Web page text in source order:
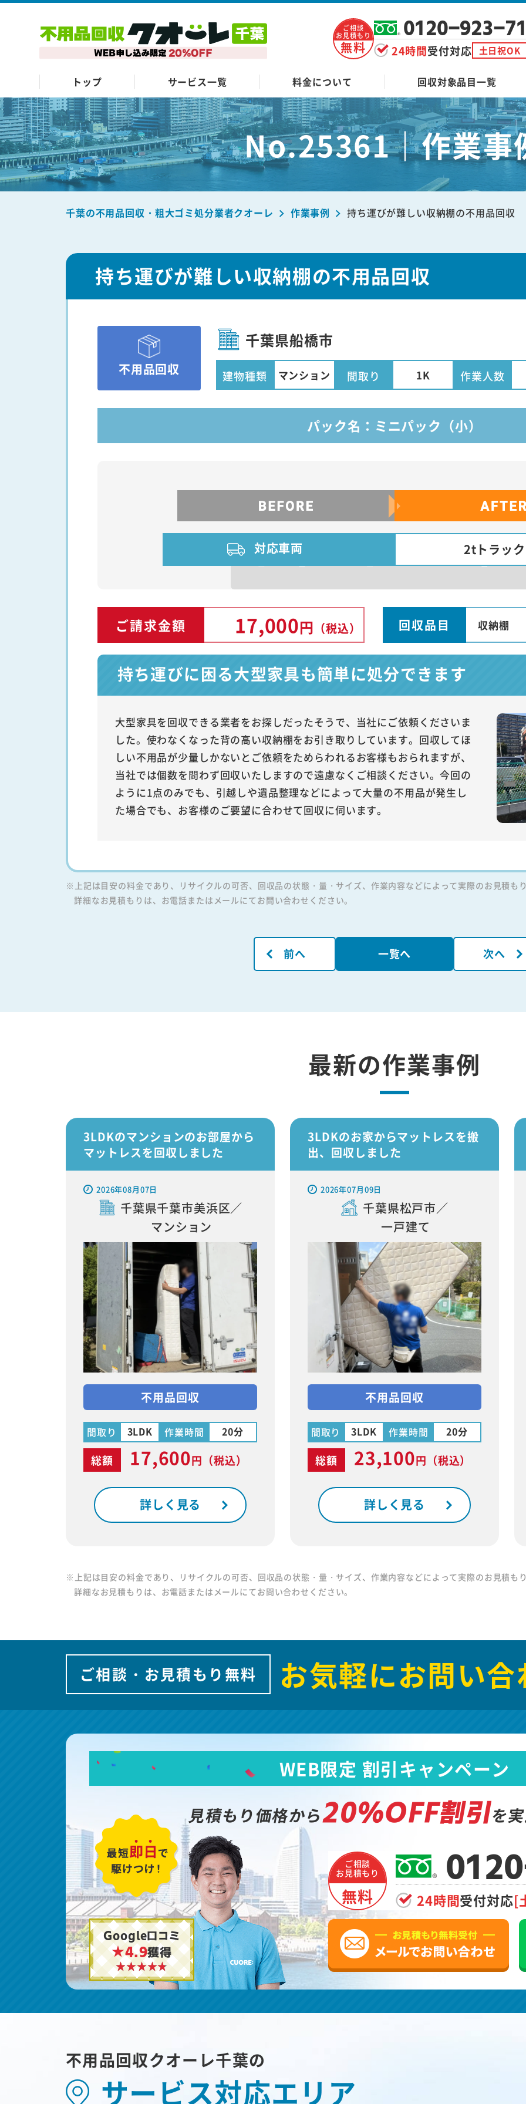
ご相談
お見積もり
無料
0120-923-
24時間受付対応 土日祝OK
トップ サービス一覧 料金について 回収対象品目一覧
No.25361｜作業事
千葉の不用品回収・粗大ゴミ処分業者クオーレ 作業事例 持ち運びが難しい収納棚の不用品回収
持ち運びが難しい収納棚の不用品回収
不用品回収
千葉県船橋市
建物種類 マンション 間取り 1K 作業人数
パック名：ミニパック（小）
対応車両 2tトラッ
ご請求金額 17,000円 （税込） 回収品目 収納棚
持ち運びに困る大型家具も簡単に処分できます
大型家具を回収できる業者をお探しだったそうで、当社にご依頼くださいま
した。使わなくなった背の高い収納棚をお引き取りしています。回収してほ
しい不用品が少量しかないとご依頼をためらわれるお客様もおられますが、
当社では個数を問わず回収いたしますので遠慮なくご相談ください。今回の
ように1点のみでも、引越しや遺品整理などによって大量の不用品が発生し
た場合でも、お客様のご要望に合わせて回収に伺います。
※上記は目安の料金であり、リサイクルの可否、回収品の状態・量・サイズ、作業内容などによって実際のお見積も
詳細なお見積もりは、お電話またはメールにてお問い合わせください。
前へ 一覧へ 次へ
最新の作業事例
3LDKのマンションのお部屋から
マットレスを回収しました
2026年08月07日
千葉県千葉市美浜区／
マンション
不用品回収
間取り 3LDK 作業時間 20分
総額 17,600円 （税込）
詳しく見る
3LDKのお家からマットレスを搬
出、回収しました
2026年07月09日
千葉県松戸市／
一戸建て
不用品回収
間取り 3LDK 作業時間 20分
総額 23,100円 （税込）
詳しく見る
※上記は目安の料金であり、リサイクルの可否、回収品の状態・量・サイズ、作業内容などによって実際のお見積も
詳細なお見積もりは、お電話またはメールにてお問い合わせください。
ご相談・お見積もり無料 お気軽にお問い
Google口コミ
★4.9獲得
WEB限定 割引キャンペーン
見積もり価格から20%OFF割引を
ご相談
お見積もり
無料 24時間受付対応[
不用品回収クオーレ千葉の
サービス対応エリア